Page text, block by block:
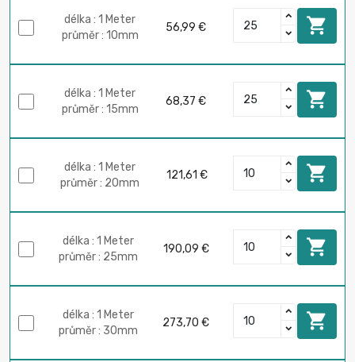
délka : 1 Meter
průměr : 10mm
56,99 € 
délka : 1 Meter
průměr : 15mm
68,37 € 
délka : 1 Meter
průměr : 20mm
121,61 € 
délka : 1 Meter
průměr : 25mm
190,09 € 
délka : 1 Meter
průměr : 30mm
273,70 € 